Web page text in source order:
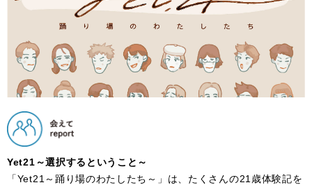
Yet21～選択するということ～
「Yet21～踊り場のわたしたち～」は、たくさんの21歳体験記を